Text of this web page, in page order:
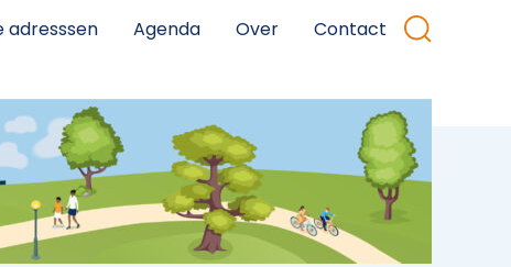
adresssen Agenda Over Contact